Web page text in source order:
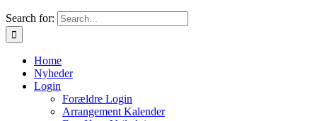
Search for:
Home
Nyheder
Login
Forældre Login
Arrangement Kalender